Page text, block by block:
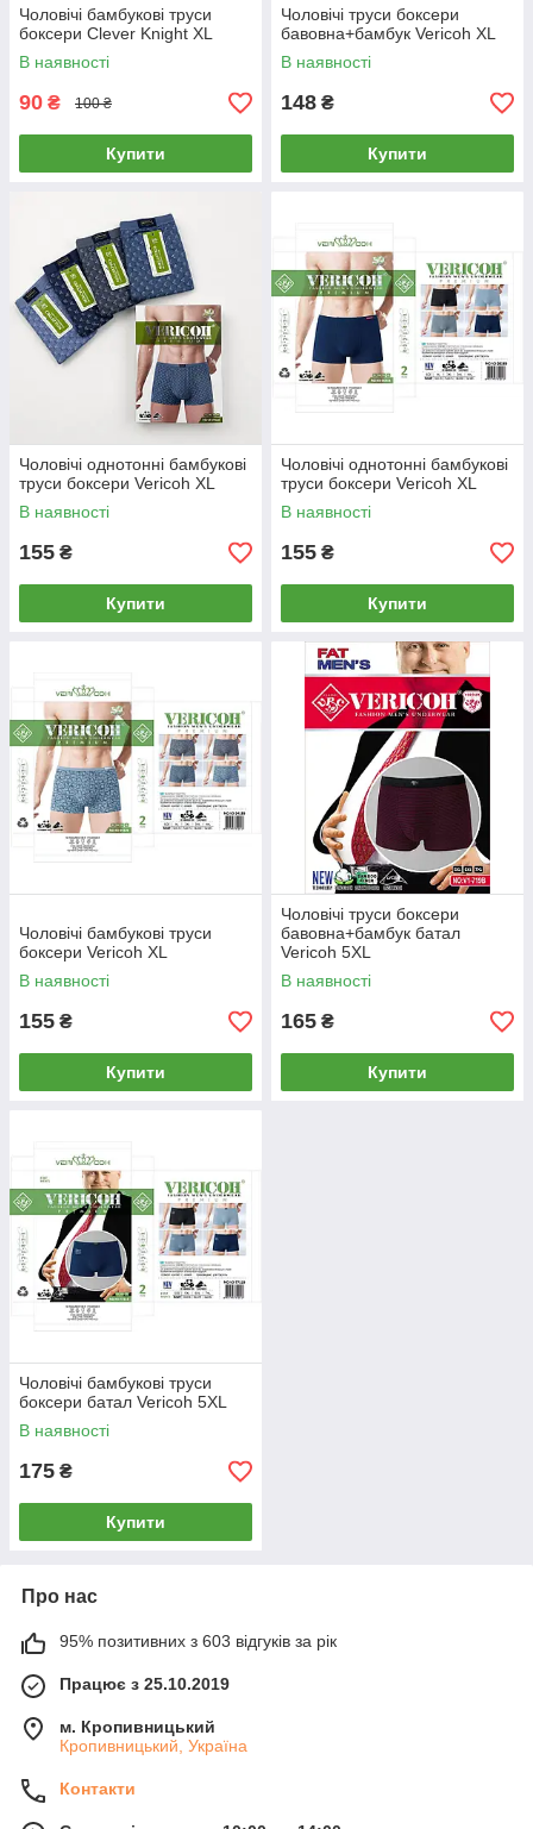
Чоловічі бамбукові труси
боксери Clever Knight XL
В наявності
90 ₴ 100 ₴
Купити
Чоловічі труси боксери
бавовна+бамбук Vericoh XL
В наявності
148 ₴
Купити
Чоловічі однотонні бамбукові
труси боксери Vericoh XL
В наявності
155 ₴
Купити
Чоловічі однотонні бамбукові
труси боксери Vericoh XL
В наявності
155 ₴
Купити
Чоловічі бамбукові труси
боксери Vericoh XL
В наявності
155 ₴
Купити
Чоловічі труси боксери
бавовна+бамбук батал
Vericoh 5XL
В наявності
165 ₴
Купити
Чоловічі бамбукові труси
боксери батал Vericoh 5XL
В наявності
175 ₴
Купити
Про нас
95% позитивних з 603 відгуків за рік
Працює з 25.10.2019
м. Кропивницький
Кропивницький, Україна
Контакти